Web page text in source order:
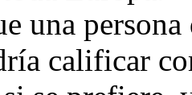
una
calificar